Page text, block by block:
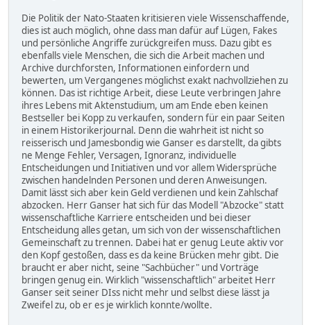
Die Politik der Nato-Staaten kritisieren viele Wissenschaffende,
dies ist auch möglich, ohne dass man dafür auf Lügen, Fakes
und persönliche Angriffe zurückgreifen muss. Dazu gibt es
ebenfalls viele Menschen, die sich die Arbeit machen und
Archive durchforsten, Informationen einfordern und
bewerten, um Vergangenes möglichst exakt nachvollziehen zu
können. Das ist richtige Arbeit, diese Leute verbringen Jahre
ihres Lebens mit Aktenstudium, um am Ende eben keinen
Bestseller bei Kopp zu verkaufen, sondern für ein paar Seiten
in einem Historikerjournal. Denn die wahrheit ist nicht so
reisserisch und Jamesbondig wie Ganser es darstellt, da gibts
ne Menge Fehler, Versagen, Ignoranz, individuelle
Entscheidungen und Initiativen und vor allem Widersprüche
zwischen handelnden Personen und deren Anweisungen.
Damit lässt sich aber kein Geld verdienen und kein Zahlschaf
abzocken. Herr Ganser hat sich für das Modell "Abzocke" statt
wissenschaftliche Karriere entscheiden und bei dieser
Entscheidung alles getan, um sich von der wissenschaftlichen
Gemeinschaft zu trennen. Dabei hat er genug Leute aktiv vor
den Kopf gestoßen, dass es da keine Brücken mehr gibt. Die
braucht er aber nicht, seine "Sachbücher" und Vorträge
bringen genug ein. Wirklich "wissenschaftlich" arbeitet Herr
Ganser seit seiner DIss nicht mehr und selbst diese lässt ja
Zweifel zu, ob er es je wirklich konnte/wollte.